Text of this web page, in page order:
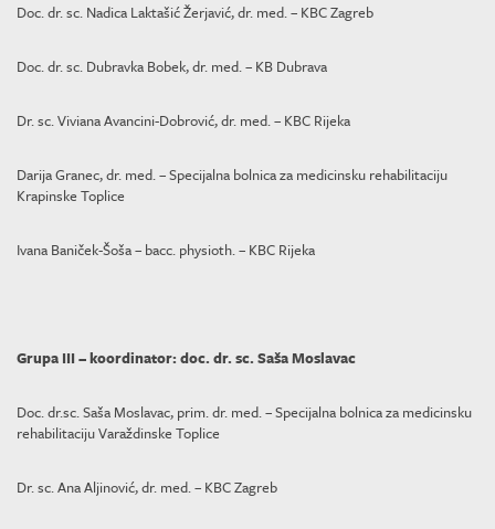
Doc. dr. sc. Nadica Laktašić Žerjavić, dr. med. – KBC Zagreb
Doc. dr. sc. Dubravka Bobek, dr. med. – KB Dubrava
Dr. sc. Viviana Avancini-Dobrović, dr. med. – KBC Rijeka
Darija Granec, dr. med. – Specijalna bolnica za medicinsku rehabilitaciju
Krapinske Toplice
Ivana Baniček-Šoša – bacc. physioth. – KBC Rijeka
Grupa III – koordinator: doc. dr. sc. Saša Moslavac
Doc. dr.sc. Saša Moslavac, prim. dr. med. – Specijalna bolnica za medicinsku
rehabilitaciju Varaždinske Toplice
Dr. sc. Ana Aljinović, dr. med. – KBC Zagreb